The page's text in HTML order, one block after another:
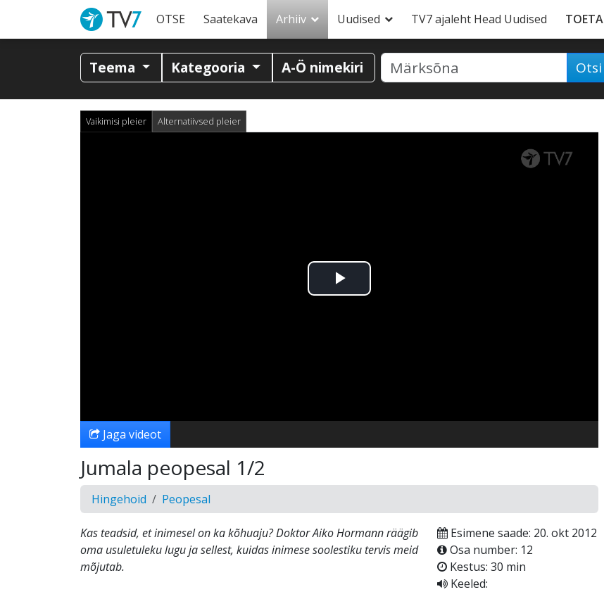
OTSE Saatekava Arhiiv Uudised TV7 ajaleht Head Uudised TOETA
Teema Kategooria A-Ö nimekiri Otsi
Vaikimisi pleier Alternatiivsed pleier
Esita
Jaga videot
Jumala peopesal 1/2
Hingehoid Peopesal
Kas teadsid, et inimesel on ka kõhuaju? Doktor Aiko Hormann räägib
oma usuletuleku lugu ja sellest, kuidas inimese soolestiku tervis meid
mõjutab.
Esimene saade: 20. okt 2012
Osa number: 12
Kestus: 30 min
Keeled: